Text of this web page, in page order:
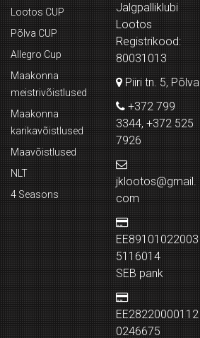
Lootos CUP
Põlva CUP
Allegro Cup
Maakonna
meistrivõistlused
Maakonna
karikavõistlused
Maavõistlused
NLT
4 Seasons
Jalgpalliklubi
Lootos
Registrikood:
80031013
Piiri tn. 5, Põlva
+372 799
3344, +372 525
7926
jklootos@gmail.
com
EE89101022003
5116014
SEB pank
EE28220000112
0246675